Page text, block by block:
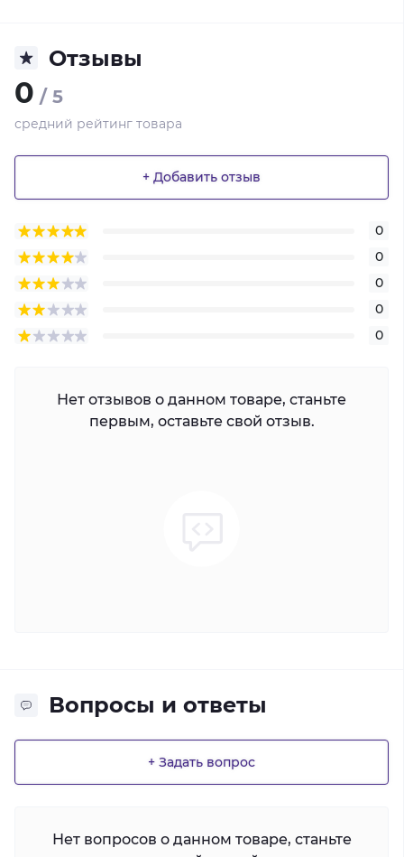
Отзывы
0 / 5
средний рейтинг товара
+ Добавить отзыв
0
0
0
0
0
Нет отзывов о данном товаре, станьте
первым, оставьте свой отзыв.
Вопросы и ответы
+ Задать вопрос
Нет вопросов о данном товаре, станьте